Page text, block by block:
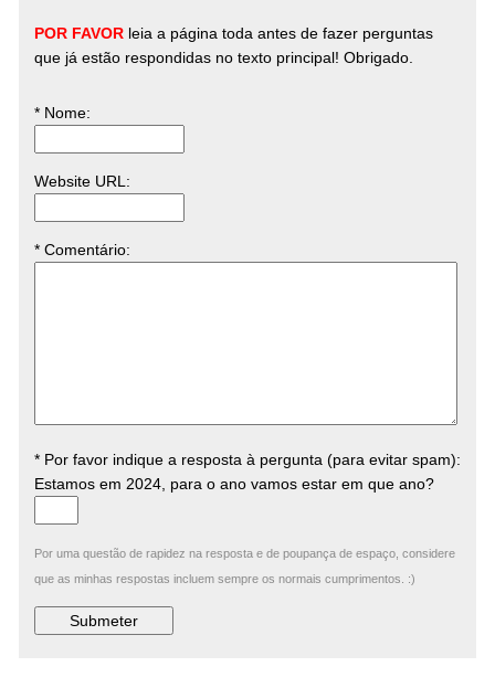
POR FAVORleia a página toda antes de fazer perguntas
que já estão respondidas no texto principal! Obrigado.
* Nome:
Website URL :
* Comentário:
* Por favor indique a resposta à pergunta (para evitar spam):
Estamos em 2024, para o ano vamos estar em que ano?
Por uma questão de rapidez na resposta e de poupança de espaço, considere
que as minhas respostas incluem sempre os normais cumprimentos. :)